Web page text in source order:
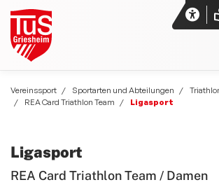
Vereinssport Sportarten und Abteilungen
REA Card Triathlon Team
Ligasport
Ligasport
REA Card Triathlon Team / Damen
Vereinssport